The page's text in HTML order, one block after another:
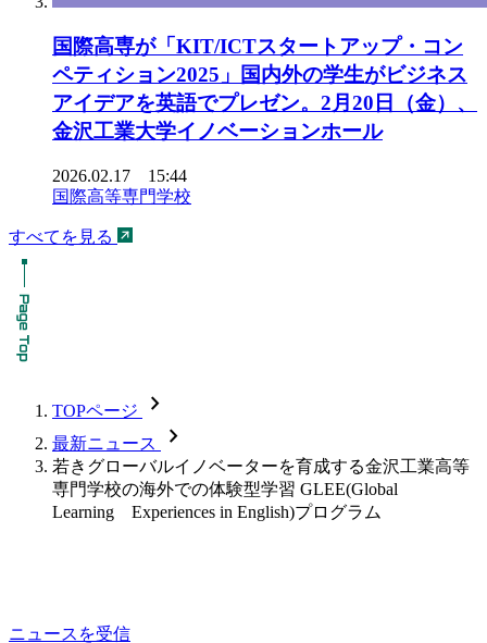
国際高専が「KIT/ICTスタートアップ・コン
ペティション2025」国内外の学生がビジネス
アイデアを英語でプレゼン。2月20日（金）、
金沢工業大学イノベーションホール
2026.02.17 15:44
国際高等専門学校
すべてを見る
TOPページ chevron_forward
最新ニュース chevron_forward
若きグローバルイノベーターを育成する金沢工業高等
専門学校の海外での体験型学習 GLEE(Global
Learning Experiences in English)プログラム
ニュースを受信